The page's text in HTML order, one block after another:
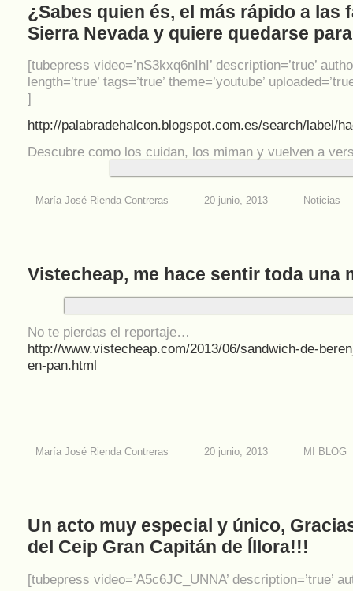
¿Sabes quien és, el más rápido a las
Sierra Nevada y quiere quedarse
[tubepress video=’nS3kxq6nIhI’ description=’true’
length=’true’ tags=’true’ theme=’youtube’
]
http://palabradehalcon.blogspot.com.es/search/label/
Descubre como los cuidan, los miman y vuelven a
María José Rienda Contreras 20 junio, 2013 Noticias
Vistecheap, me hace sentir toda una
No te pierdas el reportaje…
http://www.vistecheap.com/2013/06/sandwich-de-
en-pan.html
María José Rienda Contreras 20 junio, 2013 MI BLOG
Un acto muy especial y único,
del Ceip Gran Capitán de Íllora!!!
[tubepress video=’A5c6JC_UNNA’ description=’true’